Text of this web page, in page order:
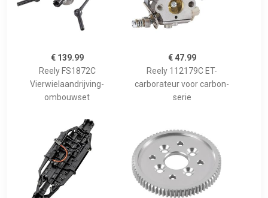
€ 139.99
Reely FS1872C
Vierwielaandrijving-
ombouwset
€ 47.99
Reely 112179C ET-
carborateur voor carbon-
serie